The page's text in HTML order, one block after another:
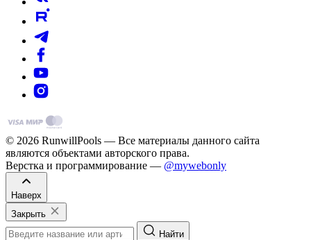
© 2026 RunwillPools — Все материалы данного сайта
являются объектами авторского права.
Верстка и программирование — @mywebonly
Наверх
Закрыть
Найти